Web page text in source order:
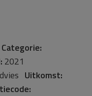
Categorie:
2021
Uitkomst: